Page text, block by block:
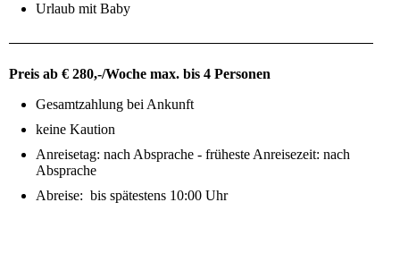
Urlaub mit Baby
Preis ab € 280,-/Woche max. bis 4 Personen
Gesamtzahlung bei Ankunft
keine Kaution
Anreisetag: nach Absprache - früheste Anreisezeit: nach
Absprache
Abreise: bis spätestens 10:00 Uhr